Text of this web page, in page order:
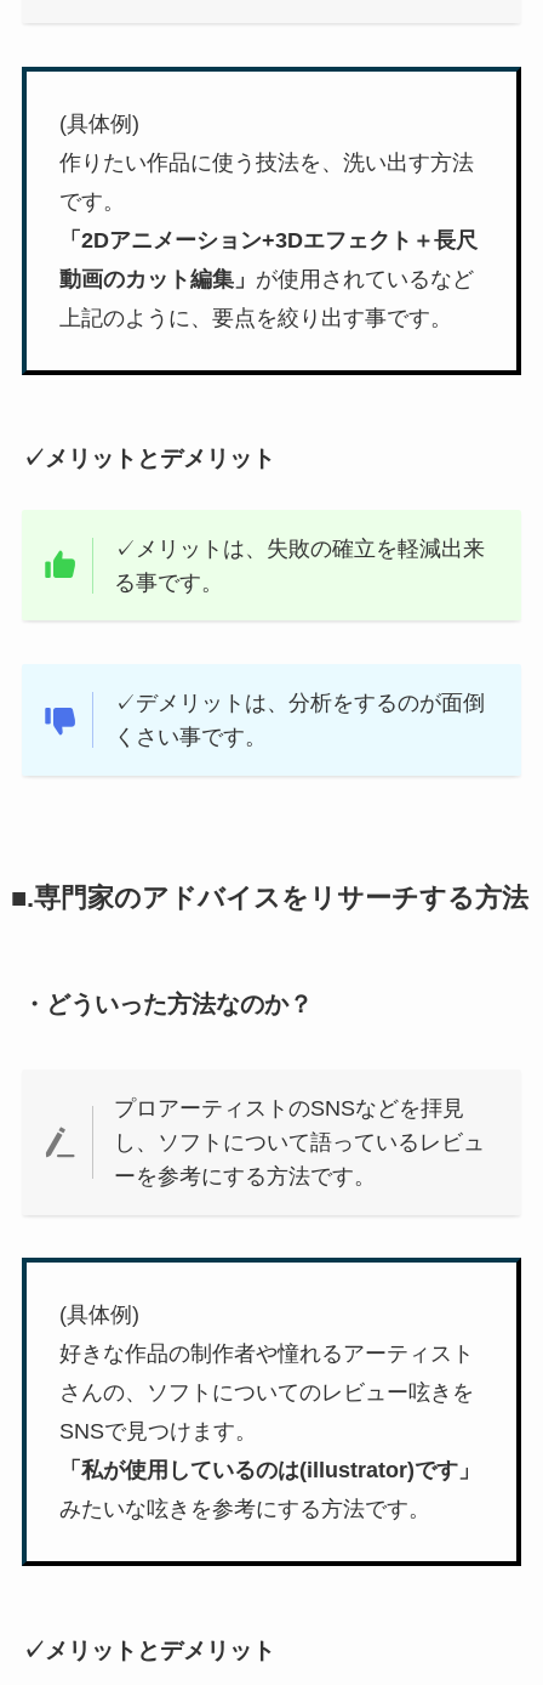
(具体例)
作りたい作品に使う技法を、洗い出す方法
です。
「2Dアニメーション+3Dエフェクト＋長尺
動画のカット編集」 が使用されているなど
上記のように、要点を絞り出す事です。
✓メリットとデメリット
✓メリットは、失敗の確立を軽減出来
る事です。
✓デメリットは、分析をするのが面倒
くさい事です。
■.専門家のアドバイスをリサーチする方法
・どういった方法なのか？
プロアーティストのSNSなどを拝見
し、ソフトについて語っているレビュ
ーを参考にする方法です。
(具体例)
好きな作品の制作者や憧れるアーティスト
さんの、ソフトについてのレビュー呟きを
SNSで見つけます。
「私が使用しているのは(illustrator)です」
みたいな呟きを参考にする方法です。
✓メリットとデメリット